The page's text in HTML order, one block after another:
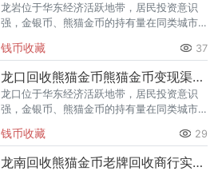
龙岩位于华东经济活跃地带，居民投资意识
强，金银币、熊猫金币的持有量在同类城市
熊猫金币的需求就明显升温，但鱼龙混杂的
回收渠道里，能精准识别版别溢
钱币收藏 37
龙口回收熊猫金币熊猫金币变现渠道指南
龙口位于华东经济活跃地带，居民投资意识
强，金银币、熊猫金币的持有量在同类城市
熊猫金币的需求就明显升温，但鱼龙混杂的
回收渠道里，能精准识别版别溢
钱币收藏 29
龙南回收熊猫金币老牌回收商行实力盘点